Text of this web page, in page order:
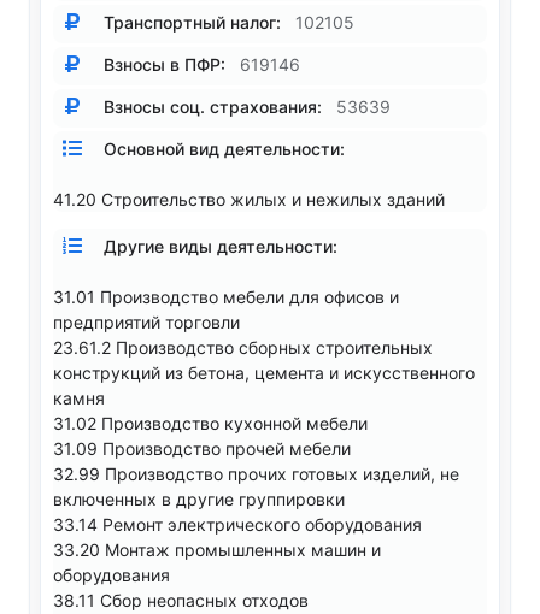
Транспортный налог: 102105
Взносы в ПФР: 619146
Взносы соц. страхования: 53639
Основной вид деятельности:
41.20 Строительство жилых и нежилых зданий
Другие виды деятельности:
31.01 Производство мебели для офисов и
предприятий торговли
23.61.2 Производство сборных строительных
конструкций из бетона, цемента и искусственного
камня
31.02 Производство кухонной мебели
31.09 Производство прочей мебели
32.99 Производство прочих готовых изделий, не
включенных в другие группировки
33.14 Ремонт электрического оборудования
33.20 Монтаж промышленных машин и
оборудования
38.11 Сбор неопасных отходов